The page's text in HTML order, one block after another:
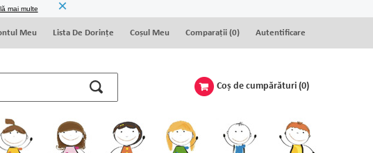
mai multe ×
Meu Lista De Dorinţe Coșul Meu Comparaţii (0) Autentificare
Coş de cumpărături (0)